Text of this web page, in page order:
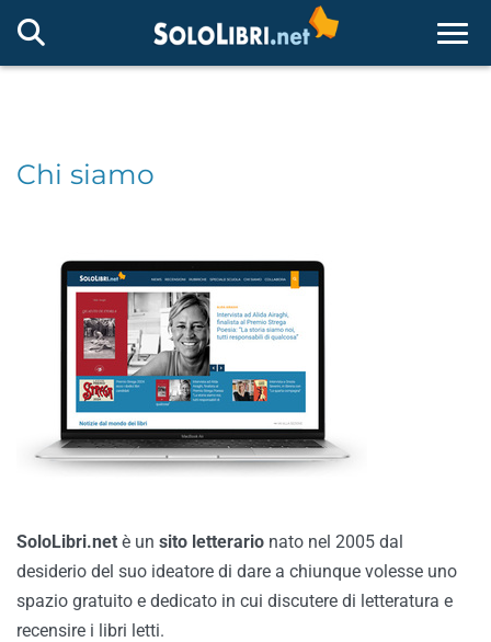
Chi siamo
SoloLibri.net è un sito letterario nato nel 2005 dal
desiderio del suo ideatore di dare a chiunque volesse uno
spazio gratuito e dedicato in cui discutere di letteratura e
recensire i libri letti.